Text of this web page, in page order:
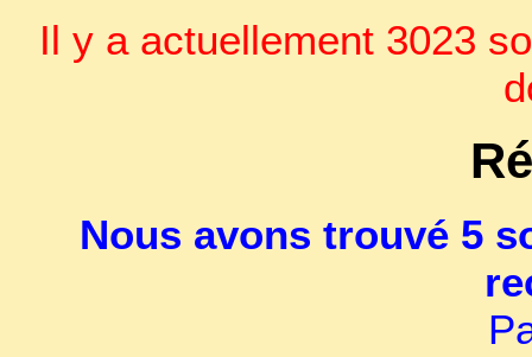
Il y a actuellement 3023
Nous avons trouvé 5